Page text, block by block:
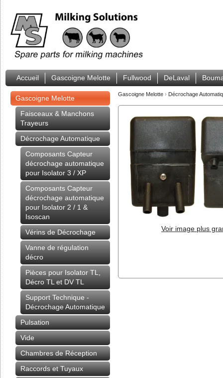
Accueil Gascoigne Melotte Fullwood DeLaval
Gascoigne Melotte
Faisceaux & Manchons
Trayeurs
Décrochage Automatique
Composants Capteur
décrochage automatique
pour Isolator 3 / XP
Composants Capteur
décrochage automatique
pour Isolator 2 / 1 &
Isoscan
Vérins de Décrochage
Vanne de régulation
décro
Pièces pour Isolator TL,
Décro TL et DV TL
Support Technique -
Décrochage Automatique
Pulsation
Vide
Chambres de Réception
Raccords et Tuyaux
Gascoigne Melotte › Décrochage
Voir image plus